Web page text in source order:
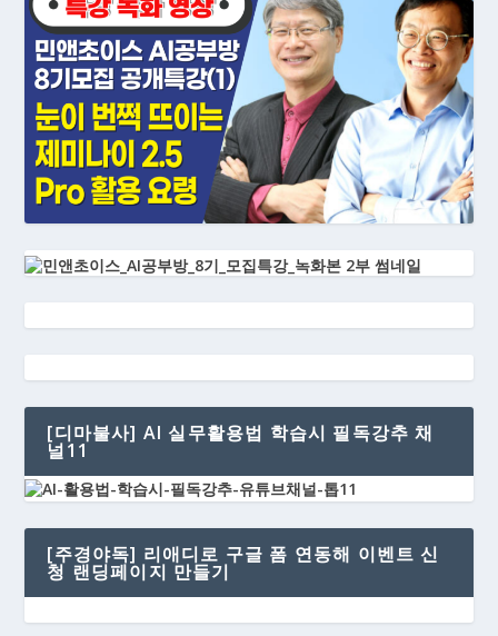
[디마불사] AI 실무활용법 학습시 필독강추 채
널11
[주경야독] 리애디로 구글 폼 연동해 이벤트 신
청 랜딩페이지 만들기